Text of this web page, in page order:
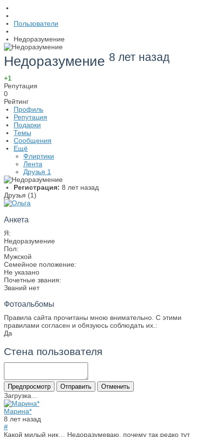
Пользователи
Недоразумение
Недоразумение 8 лет назад
+1
Репутация
0
Рейтинг
Профиль
Репутация
Подарки
Темы
Сообщения
Ещё
Флиртики
Лента
Друзья 1
Регистрация: 8 лет назад
Друзья (1)
Анкета
Я:
Недоразумение
Пол:
Мужской
Семейное положение:
Не указано
Почетные звания:
Званий нет
Фотоальбомы
Правила сайта прочитаны мною внимательно. С этими
правилами согласен и обязуюсь соблюдать их.:
Да
Стена пользователя
Загрузка...
Марина*
8 лет назад
#
Какой милый ник… Недоразумеваю, почему так редко тут